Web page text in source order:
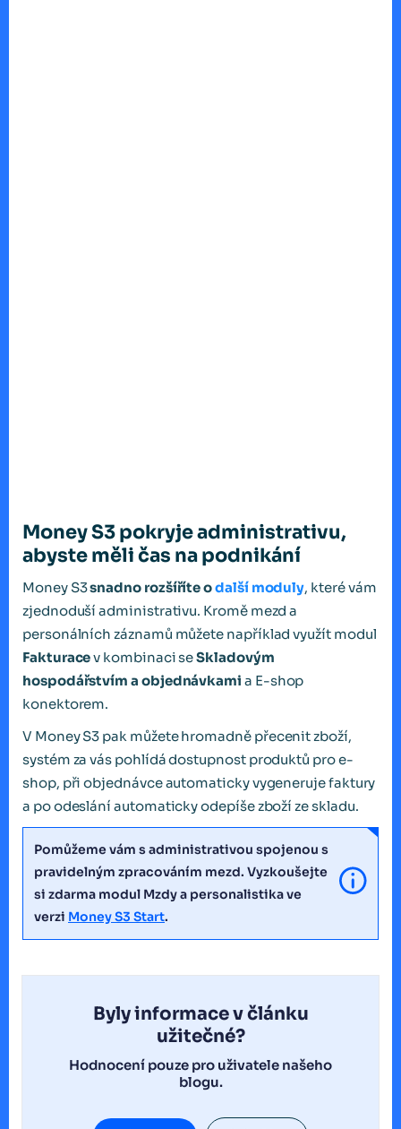
Money S3 pokryje administrativu,
abyste měli čas na podnikání
Money S3snadno rozšíříte odalší moduly, které vám
zjednoduší administrativu. Kromě mezd a
personálních záznamů můžete například využít modul
Fakturacev kombinaci seSkladovým
hospodářstvím a objednávkami a E-shop
konektorem.
V Money S3 pak můžete hromadně přecenit zboží,
systém za vás pohlídá dostupnost produktů pro e-
shop, při objednávce automaticky vygeneruje faktury
a po odeslání automaticky odepíše zboží ze skladu.
Pomůžeme vám s administrativou spojenou s
pravidelným zpracováním mezd. Vyzkoušejte
si zdarma modul Mzdy a personalistika ve
verzi Money S3 Start.
Byly informace v článku
užitečné?
Hodnocení pouze pro uživatele našeho
blogu.